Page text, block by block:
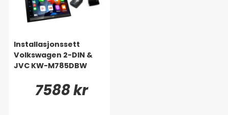
Installasjonssett
Volkswagen 2-DIN &
JVC KW-M785DBW
7588 kr